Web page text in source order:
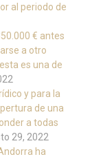
al periodo de
€ antes
a otro
es una de
y para la
de una
a todas
29, 2022
ha